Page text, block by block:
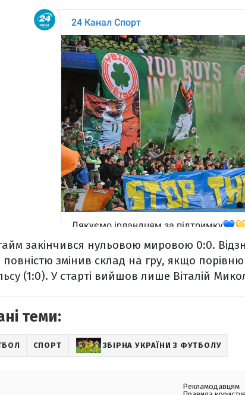
закінчився нульовою мировою 0:0.
повністю змінив склад на гру, якщо
(1:0). У старті вийшов лише Віталій
теми:
СПОРТ ЗБІРНА УКРАЇНИ З ФУТБОЛУ
Рекламодавцям